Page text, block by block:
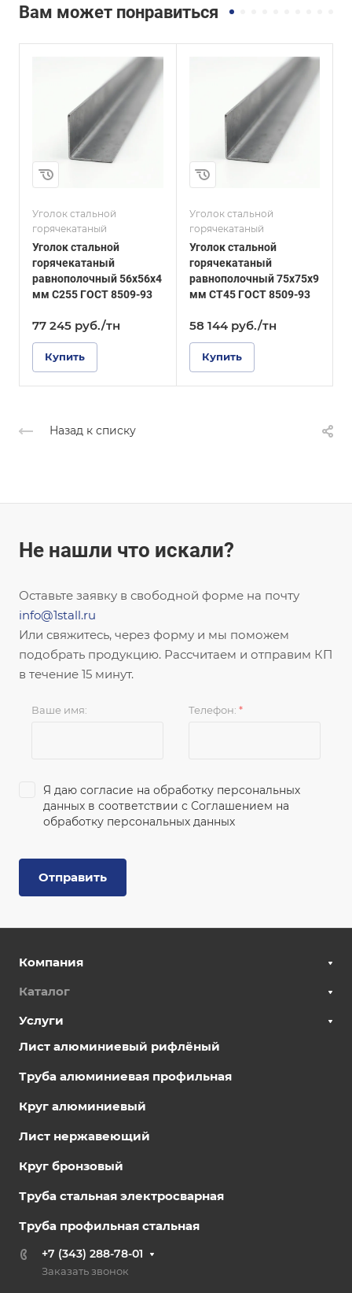
Вам может понравиться
Уголок стальной
горячекатаный
Уголок стальной
горячекатаный
равнополочный 56х56х4
мм С255 ГОСТ 8509-93
77 245 руб./тн
Купить
Равнополочный
Высота, мм
75
Толщина, мм
ГОСТ, ТУ
ГОСТ 8509-93
Технология
изготовления
Горячекатаный
Уголок стальной
горячекатаный
Уголок стальной
горячекатаный
равнополочный 75х75х9
мм СТ45 ГОСТ 8509-93
58 144 руб./тн
Купить
Равнополочный
Высота, мм
140
Толщина, мм
10
ГОСТ, ТУ
ГОСТ 8509-93
Технология
изготовления
Горячекатаный
Назад к списку
Не нашли что искали?
Оставьте заявку в свободной форме на почту
info@1stall.ru
Или свяжитесь, через форму и мы поможем
подобрать продукцию. Рассчитаем и отправим КП
в течение 15 минут.
Ваше имя: Телефон: *
Я даю согласие на обработку персональных
данных в соответствии с Соглашением на
обработку персональных данных
Отправить
Компания
Каталог
Услуги
Лист алюминиевый рифлёный
Труба алюминиевая профильная
Круг алюминиевый
Лист нержавеющий
Круг бронзовый
Труба стальная электросварная
Труба профильная стальная
+7 (343) 288-78-01
Заказать звонок